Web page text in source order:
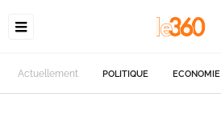
Actuellement POLITIQUE ECONOMIE